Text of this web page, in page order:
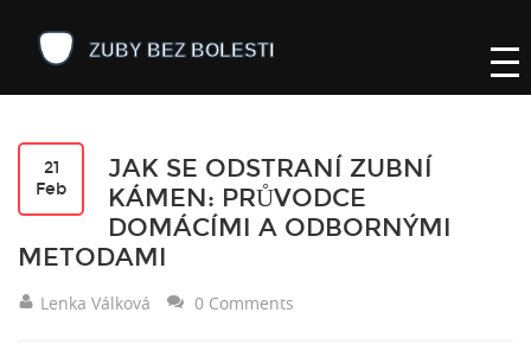
21
Feb
JAK SE ODSTRANÍ ZUBNÍ
KÁMEN: PRŮVODCE
DOMÁCÍMI A ODBORNÝMI
METODAMI
Lenka Válková 0 Comments